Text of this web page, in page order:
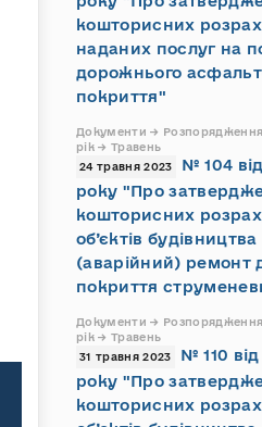
кошторисних
наданих послуг на
дорожнього
покриття"
Документи →
рік → Травень
24 травня 2023
№ 104
року "Про
кошторисних
об’єктів
(аварійний) ремонт
покриття
Документи →
рік → Травень
31 травня 2023
№ 110
року "Про
кошторисних